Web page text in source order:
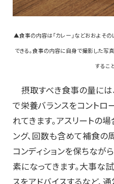
▲食事の内容は「カレー」などおおよそ
できる。食事の内容に自身で撮影した写
するこ
摂取すべき食事の量には
で栄養バランスをコントロ
れてきます。アスリートの
ング、回数も含めて補食の
コンディションを保ちなが
素になってきます。大事な